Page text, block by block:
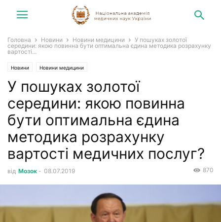
Головна Новини Новини медицини
У пошуках золотої
середини: якою повинна бути оптимальна єдина методика розрахунку
вартості...
Новини Новини медицини
У пошуках золотої
середини: якою повинна
бути оптимальна єдина
методика розрахунку
вартості медичних послуг?
від Мозок - 08.07.2019 870